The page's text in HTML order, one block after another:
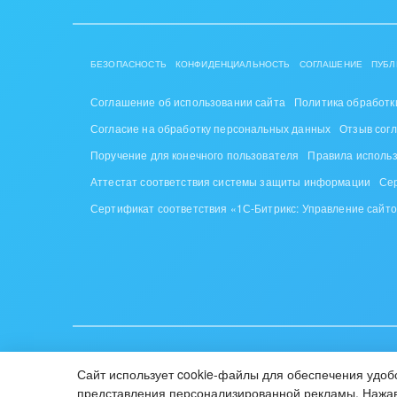
АПК
БЕЗОПАСНОСТЬ КОНФИДЕНЦИАЛЬНОСТЬ СОГЛАШЕНИЕ
Соглашение об использовании сайта
Политика
Согласие на обработку персональных данных Отзыв
Поручение для конечного пользователя
Правила
Аттестат соответствия системы защиты информации
Сертификат соответствия «1С-Битрикс: Управление
© 2001-2026 «Битрикс», «1С-Битрикс». Работает на «1С-
Сайт использует cookie-файлы для обеспечения
представления персонализированной рекламы.